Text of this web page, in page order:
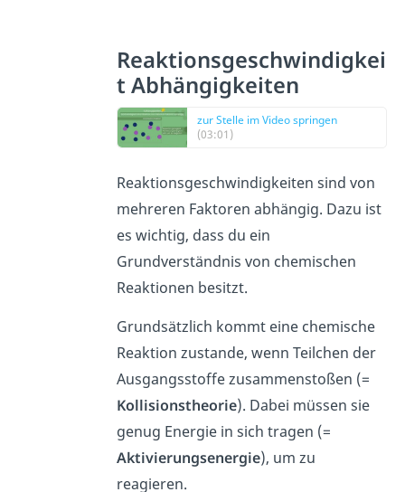
Reaktionsgeschwindigkei
t Abhängigkeiten
zur Stelle im Video springen
(03:01)
Reaktionsgeschwindigkeiten sind von
mehreren Faktoren abhängig. Dazu ist
es wichtig, dass du ein
Grundverständnis von chemischen
Reaktionen besitzt.
Grundsätzlich kommt eine chemische
Reaktion zustande, wenn Teilchen der
Ausgangsstoffe zusammenstoßen (=
Kollisionstheorie). Dabei müssen sie
genug Energie in sich tragen (=
Aktivierungsenergie), um zu
reagieren.